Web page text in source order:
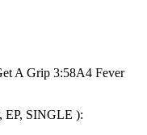
A Grip 3:58A4 Fever
EP, SINGLE ):